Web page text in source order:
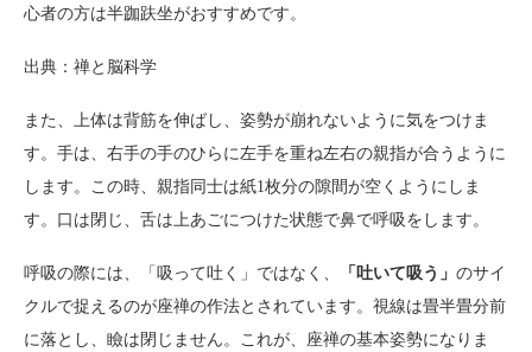
心者の方は半跏趺坐がおすすめです。
出典：禅と脳科学
また、上体は背筋を伸ばし、姿勢が崩れないように気をつけま
す。手は、右手の手のひらに左手を重ね左右の親指が合うように
します。この時、親指同士は紙1枚分の隙間が空くようにしま
す。口は閉じ、舌は上あごにつけた状態で鼻で呼吸をします。
呼吸の際には、「吸って吐く」ではなく、 「吐いて吸う」 のサイ
クルで捉えるのが座禅の作法とされています。視線は畳半畳分前
に落とし、瞼は閉じません。これが、座禅の基本姿勢になりま